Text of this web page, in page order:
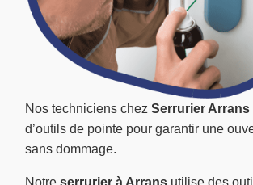
Nos techniciens chez Serrurier Arrans
d’outils de pointe pour garantir une
sans dommage.
Notre serrurier à Arrans utilise des